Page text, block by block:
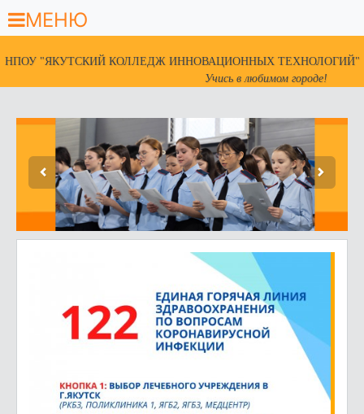
МЕНЮ
НПОУ "ЯКУТСКИЙ КОЛЛЕДЖ ИННОВАЦИОННЫХ ТЕХНОЛОГИЙ"
Учись в любимом городе!